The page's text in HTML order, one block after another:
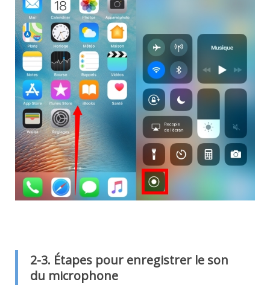
2-3. Étapes pour enregistrer le son
du microphone